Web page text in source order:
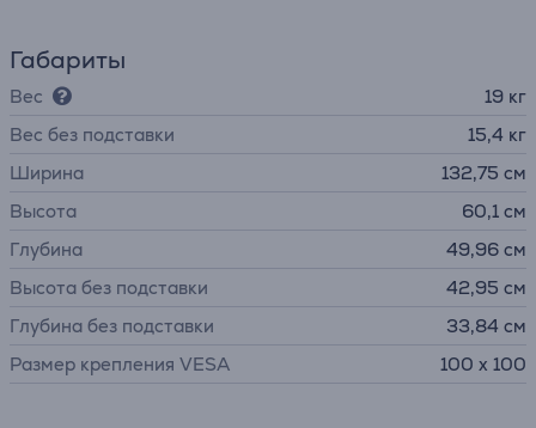
Габариты
Вес
19 кг
Вес без подставки
15,4 кг
Ширина
132,75 см
Высота
60,1 см
Глубина
49,96 см
Высота без подставки
42,95 см
Глубина без подставки
33,84 см
Размер крепления VESA
100 x 100